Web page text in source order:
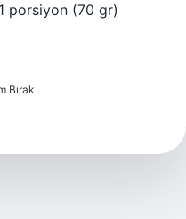
porsiyon (70 gr)
Bırak